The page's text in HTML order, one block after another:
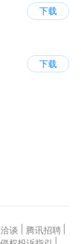
下载
下载
谈 腾讯招聘